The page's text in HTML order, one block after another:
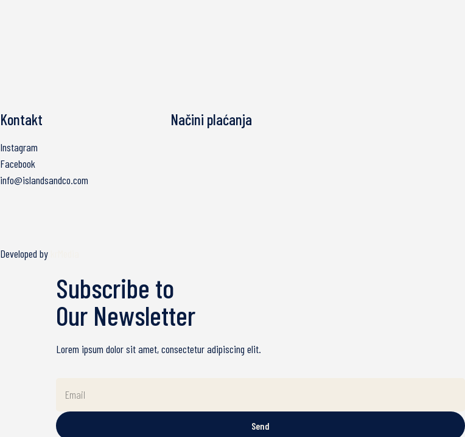
Kontakt
Instagram
Facebook
info@islandsandco.com
Načini plaćanja
Developed by
Subscribe to
Our Newsletter
Lorem ipsum dolor sit amet, consectetur adipiscing elit.
Send